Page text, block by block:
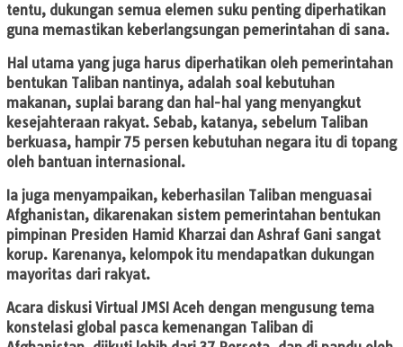
tentu, dukungan semua elemen suku penting diperhatikan
guna memastikan keberlangsungan pemerintahan di sana.
Hal utama yang juga harus diperhatikan oleh pemerintahan
bentukan Taliban nantinya, adalah soal kebutuhan
makanan, suplai barang dan hal-hal yang menyangkut
kesejahteraan rakyat. Sebab, katanya, sebelum Taliban
berkuasa, hampir 75 persen kebutuhan negara itu di topang
oleh bantuan internasional.
Ia juga menyampaikan, keberhasilan Taliban menguasai
Afghanistan, dikarenakan sistem pemerintahan bentukan
pimpinan Presiden Hamid Kharzai dan Ashraf Gani sangat
korup. Karenanya, kelompok itu mendapatkan dukungan
mayoritas dari rakyat.
Acara diskusi Virtual JMSI Aceh dengan mengusung tema
konstelasi global pasca kemenangan Taliban di